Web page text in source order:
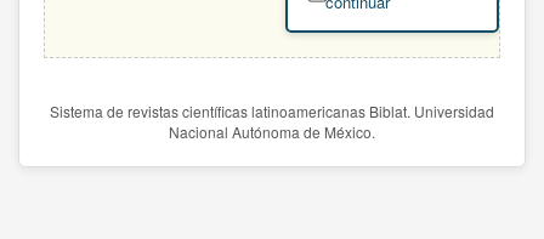
Sistema de revistas científicas latinoamericanas Biblat. Universidad
Nacional Autónoma de México.